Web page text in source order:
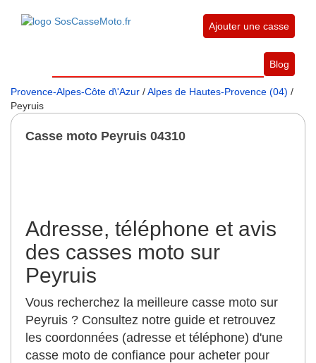
Ajouter une casse
Blog
Provence-Alpes-Côte d\'Azur /Alpes de Hautes-Provence (04) /
Peyruis
Casse moto Peyruis 04310
Adresse, téléphone et avis
des casses moto sur
Peyruis
Vous recherchez la meilleure casse moto sur
Peyruis ? Consultez notre guide et retrouvez
les coordonnées (adresse et téléphone) d'une
casse moto de confiance pour acheter pour